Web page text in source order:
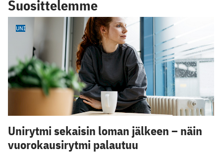
Suosittelemme
UNI
Unirytmi sekaisin loman jälkeen – näin
vuorokausirytmi palautuu